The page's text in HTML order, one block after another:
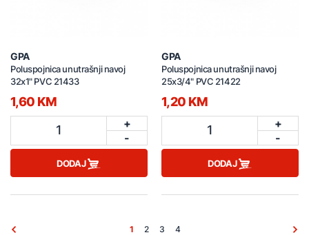
GPA
Poluspojnica unutrašnji navoj
32x1" PVC 21433
1,60 KM
1
+
-
DODAJ
GPA
Poluspojnica unutrašnji navoj
25x3/4" PVC 21422
1,20 KM
1
+
-
DODAJ
1 2 3 4